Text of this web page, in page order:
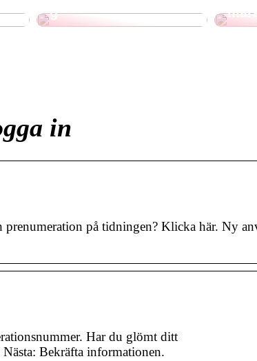
g
in
på tidningen? Klicka här. Ny
Har du glömt ditt
Bekräfta informationen.